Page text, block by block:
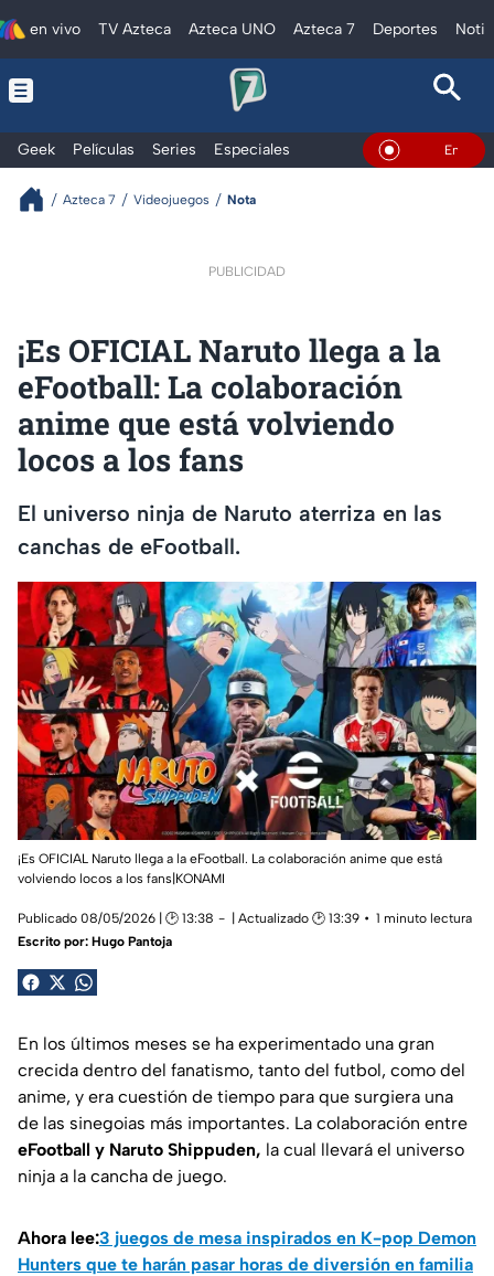
en vivo TV Azteca Azteca UNO Azteca 7 Deportes
Geek Películas Series Especiales En Vivo
Azteca 7 Videojuegos Nota
PUBLICIDAD
¡Es OFICIAL Naruto llega a la
eFootball: La colaboración
anime que está volviendo
locos a los fans
El universo ninja de Naruto aterriza en las
canchas de eFootball.
¡Es OFICIAL Naruto llega a la eFootball. La colaboración anime que está
volviendo locos a los fans|KONAMI
Publicado 08/05/2026 | 🕑 13:38 | Actualizado 🕑 13:39
1 minuto lectura
Escrito por: Hugo Pantoja
En los últimos meses se ha experimentado una gran
crecida dentro del fanatismo, tanto del futbol, como del
anime, y era cuestión de tiempo para que surgiera una
de las sinegoias más importantes. La colaboración entre
eFootball y Naruto Shippuden, la cual llevará el universo
ninja a la cancha de juego.
Ahora lee:3 juegos de mesa inspirados en K-pop Demon
Hunters que te harán pasar horas de diversión en familia